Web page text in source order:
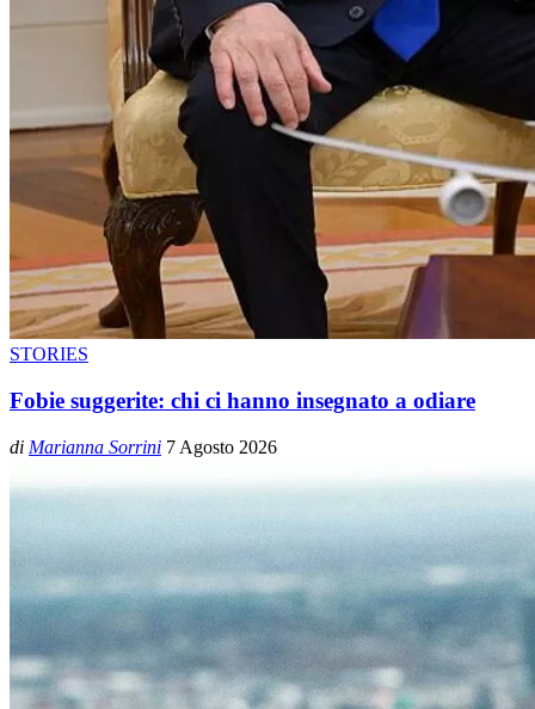
STORIES
Fobie suggerite: chi ci hanno insegnato a odiare
di Marianna Sorrini 7 Agosto 2026